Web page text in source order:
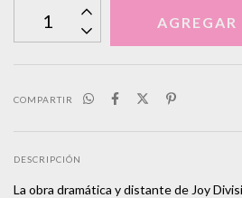
COMPARTIR
DESCRIPCIÓN
La obra dramática y distante de Joy